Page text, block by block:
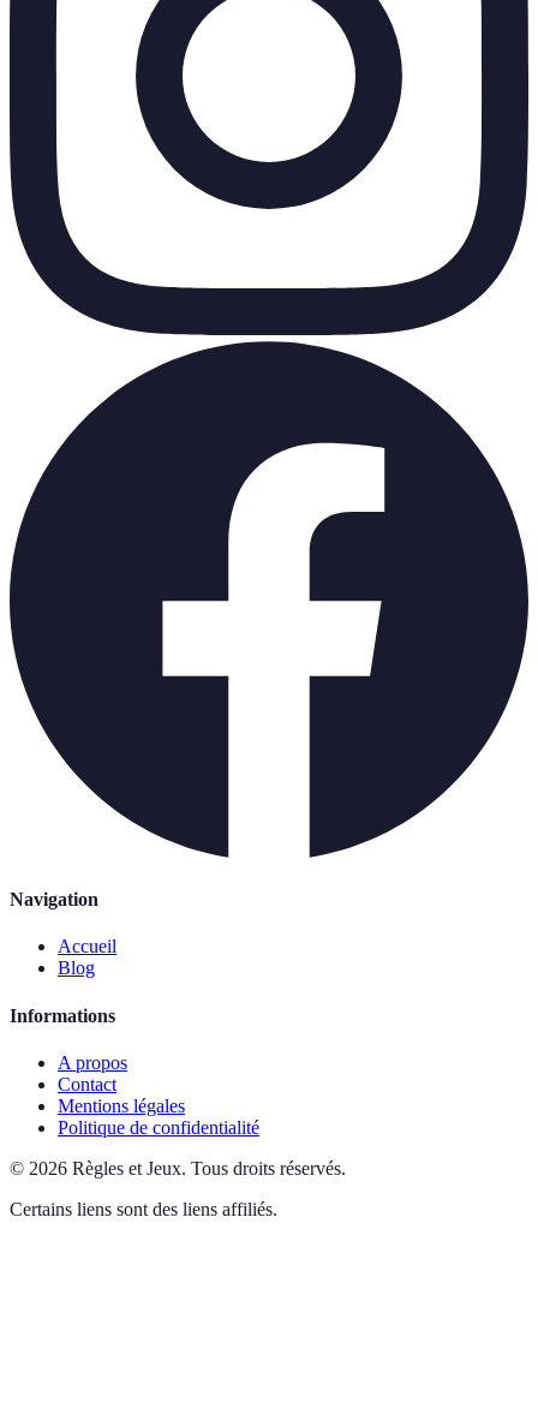
Navigation
Accueil
Blog
Informations
A propos
Contact
Mentions légales
Politique de confidentialité
© 2026 Règles et Jeux. Tous droits réservés.
Certains liens sont des liens affiliés.